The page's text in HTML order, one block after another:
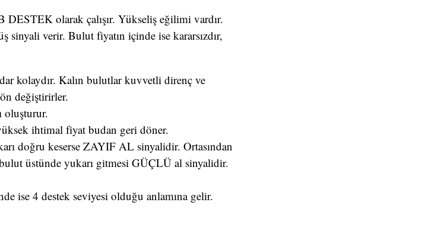
olarak çalışır. Yükseliş eğilimi vardır.
sinyali verir. Bulut fiyatın içinde ise kararsızdır,
kolaydır. Kalın bulutlar kuvvetli direnç ve
değiştirirler.
oluşturur.
ihtimal fiyat budan geri döner.
doğru keserse ZAYIF AL sinyalidir. Ortasından
üstünde yukarı gitmesi GÜÇLÜ al sinyalidir.
ise 4 destek seviyesi olduğu anlamına gelir.